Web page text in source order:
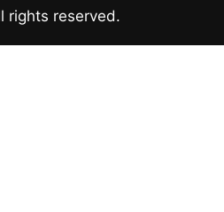
rights reserved.